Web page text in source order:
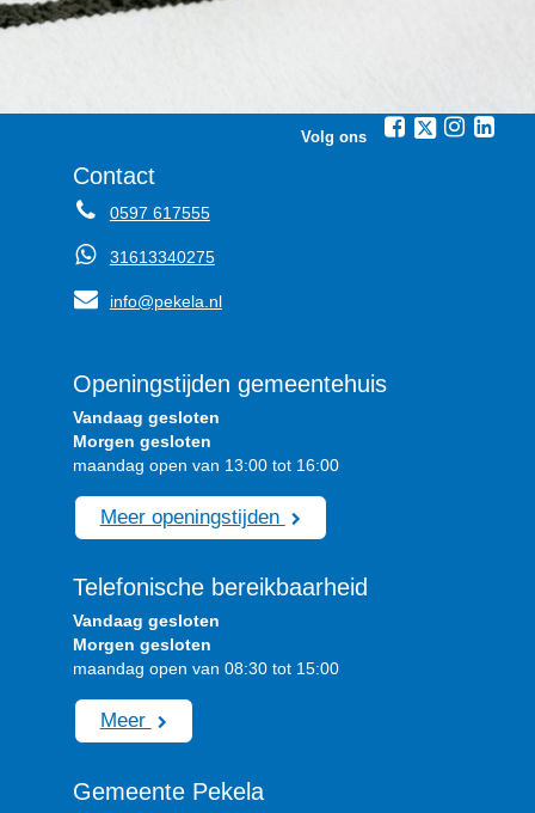
Volg ons
Contact
0597 617555
31613340275
info@pekela.nl
Openingstijden gemeentehuis
Vandaag gesloten
Morgen gesloten
maandag open van 13:00 tot 16:00
Meer openingstijden
Telefonische bereikbaarheid
Vandaag gesloten
Morgen gesloten
maandag open van 08:30 tot 15:00
Meer
Gemeente Pekela